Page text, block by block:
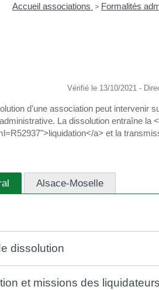
Accueil associations > Formalités
Vérifié le 13/10/2021 -
d'une association peut intervenir
administrative. La dissolution entraîne la
a> et la
Alsace-Moselle
dissolution
et missions des liquidateurs